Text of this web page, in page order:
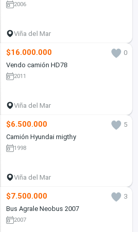
2006
Viña del Mar
$16.000.000
0
Vendo camión HD78
2011
Viña del Mar
$6.500.000
5
Camión Hyundai migthy
1998
Viña del Mar
$7.500.000
3
Bus Agrale Neobus 2007
2007